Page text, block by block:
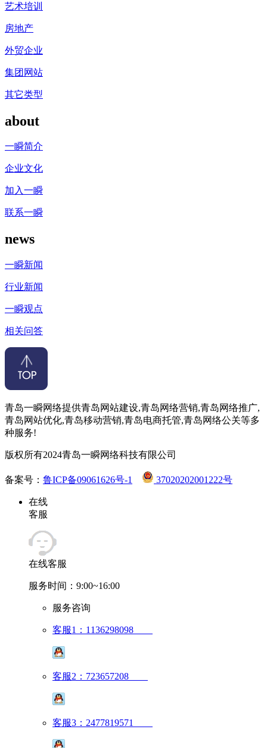
艺术培训
房地产
外贸企业
集团网站
其它类型
about
一瞬简介
企业文化
加入一瞬
联系一瞬
news
一瞬新闻
行业新闻
一瞬观点
相关问答
青岛一瞬网络提供青岛网站建设,青岛网络营销,青岛网络推广,
青岛网站优化,青岛移动营销,青岛电商托管,青岛网络公关等多
种服务!
版权所有2024青岛一瞬网络科技有限公司
备案号： 鲁ICP备09061626号-1 37020202001222号
在线
客服
在线客服
服务时间：9:00~16:00
服务咨询
客服1：1136298098
客服2：723657208
客服3：2477819571